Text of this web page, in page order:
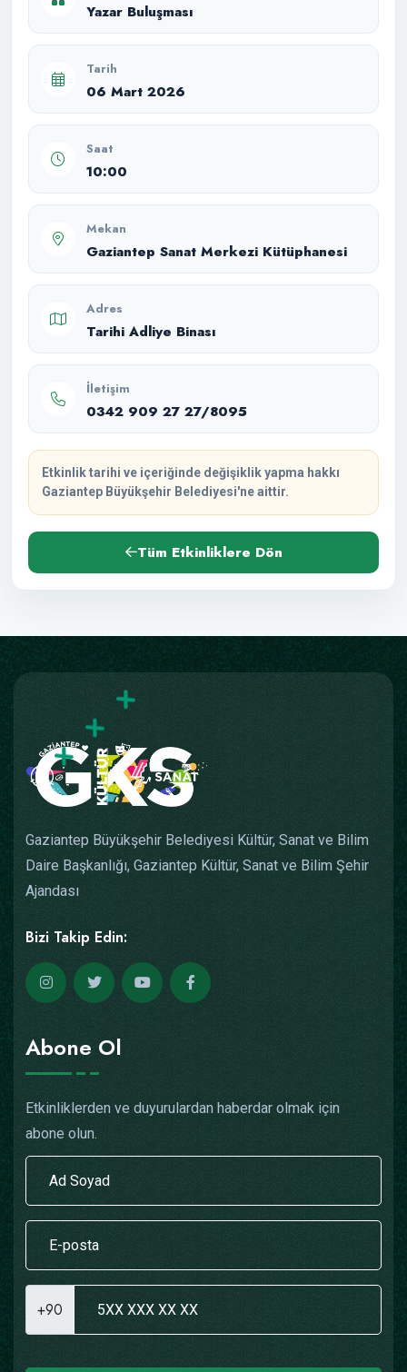
Yazar Buluşması
Tarih
06 Mart 2026
Saat
10:00
Mekan
Gaziantep Sanat Merkezi Kütüphanesi
Adres
Tarihi Adliye Binası
İletişim
0342 909 27 27/8095
Etkinlik tarihi ve içeriğinde değişiklik yapma hakkı
Gaziantep Büyükşehir Belediyesi'ne aittir.
Tüm Etkinliklere Dön
Gaziantep Büyükşehir Belediyesi Kültür, Sanat ve Bilim
Daire Başkanlığı, Gaziantep Kültür, Sanat ve Bilim Şehir
Ajandası
Bizi Takip Edin:
Abone Ol
Etkinliklerden ve duyurulardan haberdar olmak için
abone olun.
+90